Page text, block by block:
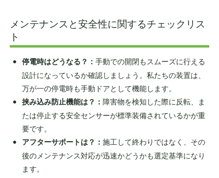
メンテナンスと安全性に関するチェックリス
ト
停電時はどうなる？： 手動での開閉もスムーズに行える
設計になっているか確認しましょう。私たちの装置は、
万が一の停電時も手動ドアとして機能します。
挟み込み防止機能は？： 障害物を検知した際に反転、ま
たは停止する安全センサーが標準装備されているかが重
要です。
アフターサポートは？： 施工して終わりではなく、その
後のメンテナンス対応が迅速かどうかも選定基準になり
ます。